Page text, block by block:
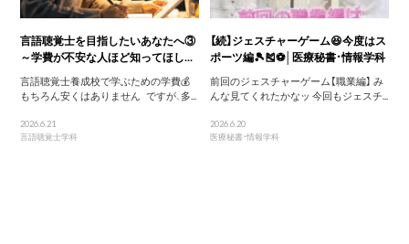
言語聴覚士を目指したいあなたへ③
～学費が不安な人ほど知ってほし...
言語聴覚士養成校で学ぶための学費💰
もちろん安くはありません ですが、多...
2026.6.21
言語聴覚士学科
【続】ジェスチャーゲーム😆今度はス
ポーツ編🎾🎽⚽│医療秘書・情報学科
前回のジェスチャーゲーム【職業編】 み
んな見てくれたかなッ 今回もジェスチ...
2026.6.20
医療秘書・情報学科